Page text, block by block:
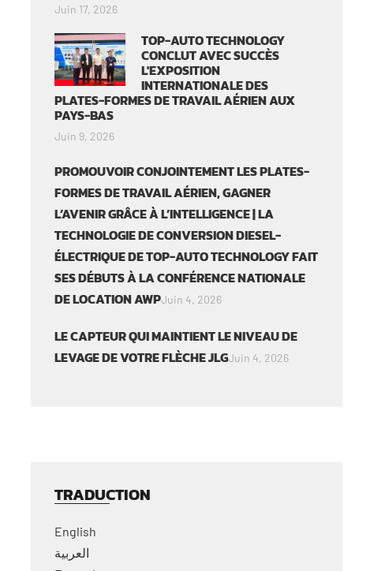
Juin 17, 2026
TOP-AUTO TECHNOLOGY
CONCLUT AVEC SUCCÈS
L'EXPOSITION
INTERNATIONALE DES
PLATES-FORMES DE TRAVAIL AÉRIEN AUX
PAYS-BAS
Juin 9, 2026
PROMOUVOIR CONJOINTEMENT LES PLATES-
FORMES DE TRAVAIL AÉRIEN, GAGNER
L’AVENIR GRÂCE À L’INTELLIGENCE | LA
TECHNOLOGIE DE CONVERSION DIESEL-
ÉLECTRIQUE DE TOP-AUTO TECHNOLOGY FAIT
SES DÉBUTS À LA CONFÉRENCE NATIONALE
DE LOCATION AWPJuin 4, 2026
LE CAPTEUR QUI MAINTIENT LE NIVEAU DE
LEVAGE DE VOTRE FLÈCHE JLGJuin 4, 2026
TRADUCTION
English
العربية